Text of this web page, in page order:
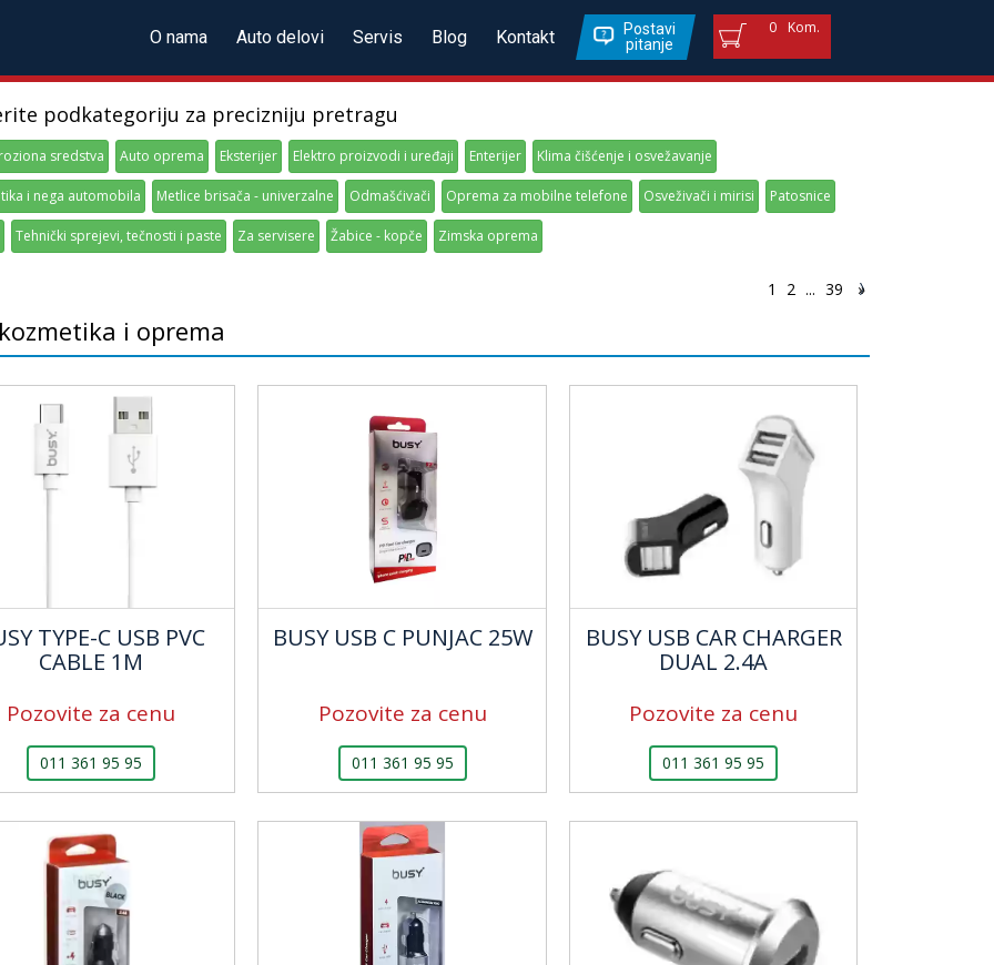
O nama Auto delovi Servis Blog Kontakt
Postavi
pitanje
0 Kom.
podkategoriju za precizniju pretragu
sredstva Auto oprema Eksterijer Elektro proizvodi i uređaji Enterijer Klima čišćenje i osvežavanje
i nega automobila Metlice brisača - univerzalne Odmašćivači Oprema za mobilne telefone Osveživači i mirisi Patosnice
Tehnički sprejevi, tečnosti i paste Za servisere Žabice - kopče Zimska oprema
1 2 ... 39 »
i oprema
TYPE-C USB PVC
CABLE 1M
Pozovite za cenu
011 361 95 95
BUSY USB C PUNJAC 25W
Pozovite za cenu
011 361 95 95
BUSY USB CAR CHARGER
DUAL 2.4A
Pozovite za cenu
011 361 95 95